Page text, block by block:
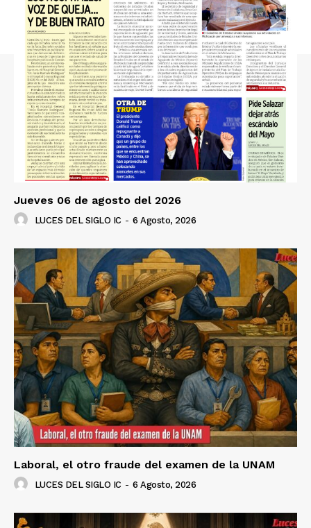
Jueves 06 de agosto del 2026
LUCES DEL SIGLO IC - 6 Agosto, 2026
Laboral, el otro fraude del examen de la UNAM
LUCES DEL SIGLO IC - 6 Agosto, 2026